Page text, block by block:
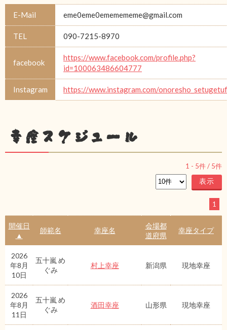
E-Mail eme0eme0ememememe@gmail.com
TEL 090-7215-8970
facebook
https://www.facebook.com/profile.php?
id=100063486604777
Instagram https://www.instagram.com/
幸座スケジュール
1 - 5件 / 5件
1
開催日
▲
師範名 幸座名
会場都
道府県
幸座タイプ
2026
年8月
10日
五十嵐 め
ぐみ
村上幸座 新潟県 現地幸座
2026
年8月
11日
五十嵐 め
ぐみ
酒田幸座 山形県 現地幸座